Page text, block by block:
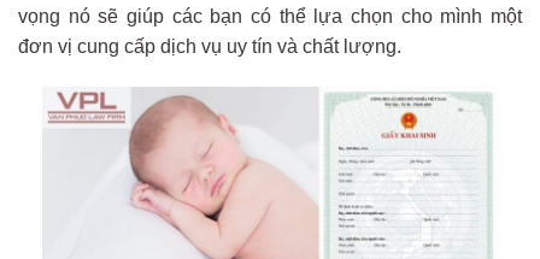
vọng nó sẽ giúp các bạn có thể lựa chọn cho mình một
đơn vị cung cấp dịch vụ uy tín và chất lượng.